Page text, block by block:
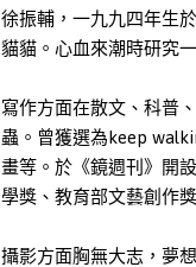
徐振輔，一九九四年生
貓貓。心血來潮時研究
寫作方面在散文、科普
蟲。曾獲選為keep
畫等。於《鏡週刊》開
學獎、教育部文藝創作
攝影方面胸無大志，夢